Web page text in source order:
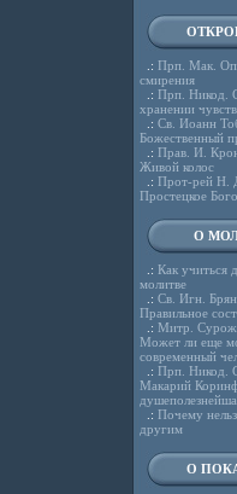
.: Прп. Мак.
смирения
.: Прп. Никод.
хранении чувств
.: Св. Иоанн
Божественный
.: Прав. И.
Живой колос
.: Прот-рей Н.
Простецкое
О
.: Как учиться
молитве
.: Св. Игн.
Правильное
.: Митр.
Может ли еще
современный
.: Прп. Никод.
Макарий
.: Почему
другим
О